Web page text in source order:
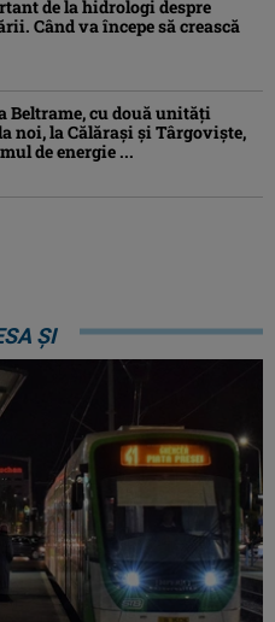
de la hidrologi despre
Când va începe să crească
Beltrame, cu două unități
noi, la Călărași și Târgoviște,
de energie ...
ȘI